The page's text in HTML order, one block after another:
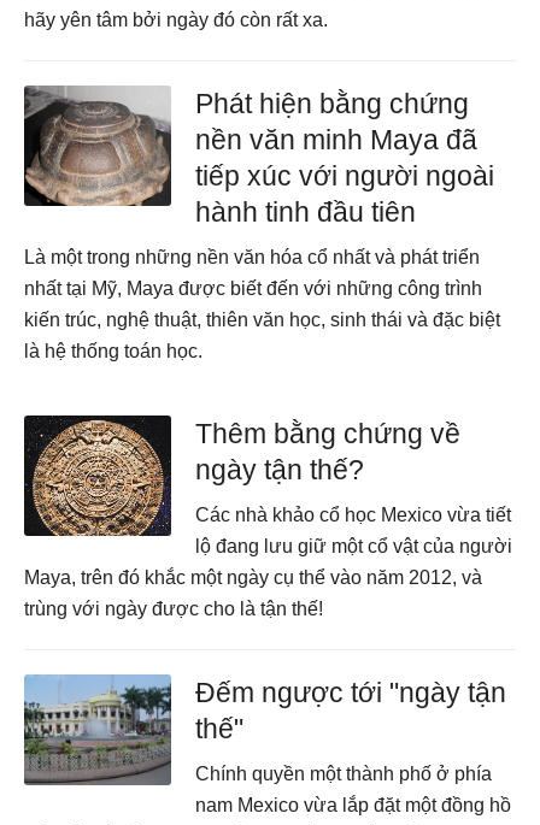
hãy yên tâm bởi ngày đó còn rất xa.
Phát hiện bằng chứng
nền văn minh Maya đã
tiếp xúc với người ngoài
hành tinh đầu tiên
Là một trong những nền văn hóa cổ nhất và phát triển
nhất tại Mỹ, Maya được biết đến với những công trình
kiến trúc, nghệ thuật, thiên văn học, sinh thái và đặc biệt
là hệ thống toán học.
Thêm bằng chứng về
ngày tận thế?
Các nhà khảo cổ học Mexico vừa tiết
lộ đang lưu giữ một cổ vật của người
Maya, trên đó khắc một ngày cụ thể vào năm 2012, và
trùng với ngày được cho là tận thế!
Đếm ngược tới "ngày tận
thế"
Chính quyền một thành phố ở phía
nam Mexico vừa lắp đặt một đồng hồ